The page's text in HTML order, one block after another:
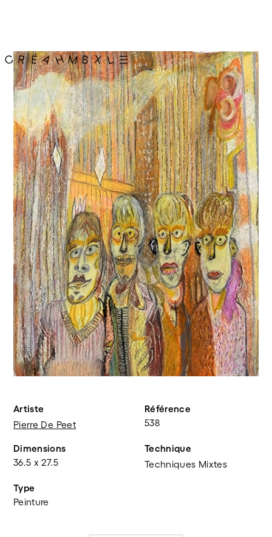
Artiste
Pierre De Peet
Référence
538
Dimensions
36.5 x 27.5
Technique
Techniques Mixtes
Type
Peinture